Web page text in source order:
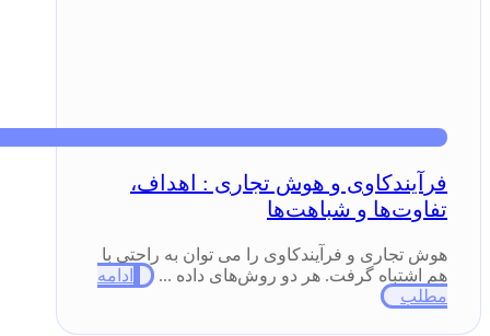
فرآیندکاوی و هوش تجاری : اهداف،
تفاوت‌ها و شباهت‌ها
هوش تجاری و فرآیندکاوی را می توان به راحتی با
هم اشتباه گرفت. هر دو روش‌های داده‌ ...
ادامه
مطلب